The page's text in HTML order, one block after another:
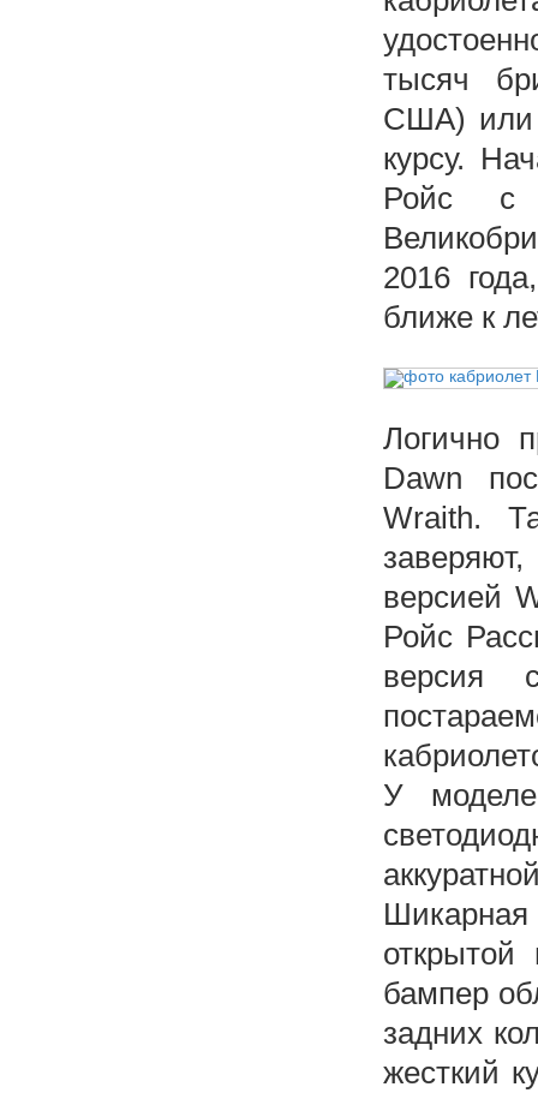
тысяч
США) или
курсу.
Ройс с
2016
ближе к
Логично
Dawn
Wraith.
версией
Ройс
версия
У
бампер
задних
жесткий